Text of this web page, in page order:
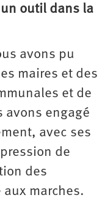
outil dans la
avons pu
maires et des
et de
avons engagé
avec ses
de
des
marches.